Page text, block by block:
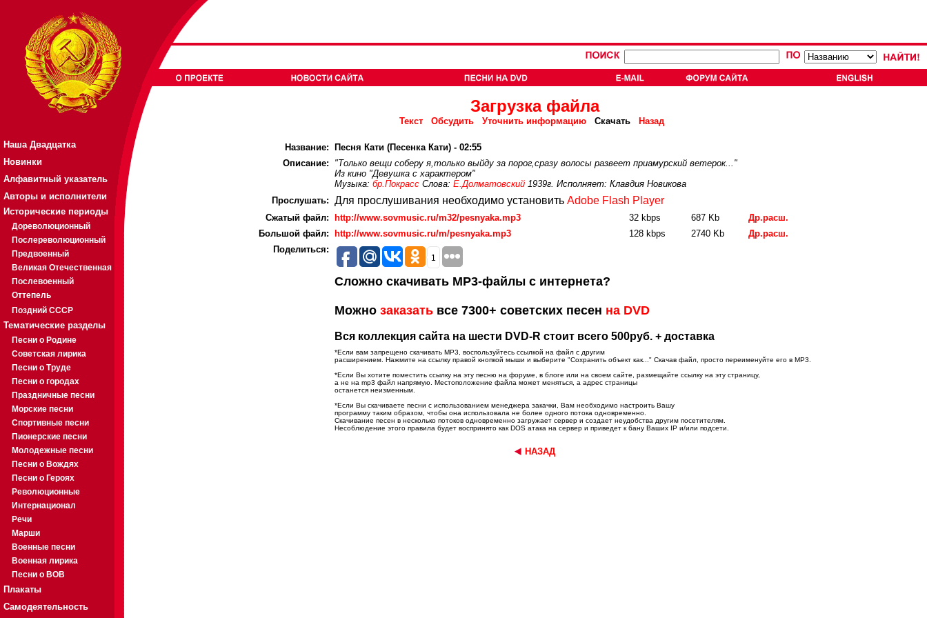
Наша Двадцатка
Новинки
Алфавитный указатель
Авторы и исполнители
Исторические периоды
Дореволюционный
Послереволюционный
Предвоенный
Великая Отечественная
Послевоенный
Оттепель
Поздний СССР
Тематические разделы
Песни о Родине
Советская лирика
Песни о Труде
Песни о городах
Праздничные песни
Морские песни
Спортивные песни
Пионерские песни
Молодежные песни
Песни о Вождях
Песни о Героях
Революционные
Интернационал
Речи
Марши
Военные песни
Военная лирика
Песни о ВОВ
Плакаты
Самодеятельность
Загрузка файла
Текст Обсудить Уточнить информацию Скачать Назад
Название:
Песня Кати (Песенка Кати) - 02:55
Описание:
"Только вещи соберу я,только выйду за порог,сразу волосы развеет приамурский ветерок..."
Из кино "Девушка с характером"
Музыка: бр.ПокрассСлова: Е.Долматовский1939г. Исполняет: Клавдия Новикова
Прослушать: Для прослушивания необходимо установить Adobe Flash Player
Cжатый файл: http://www.sovmusic.ru/m32/pesnyaka.mp3 32 kbps 687 Kb
Др.расш.
Большой файл:
http://www.sovmusic.ru/m/pesnyaka.mp3 128 kbps 2740 Kb
Др.расш.
Поделиться:
1
Сложно скачивать MP3-файлы с интернета?
Можно заказатьвсе 7300+ советских песен на DVD
Вся коллекция сайта на шести DVD-R стоит всего 500руб. + доставка
*Если вам запрещено скачивать MP3, воспользуйтесь ссылкой на файл с другим
расширением. Нажмите на ссылку правой кнопкой мыши и выберите "Сохранить объект как..." Скачав файл, просто переименуйте его в MP3.
*Если Вы хотите поместить ссылку на эту песню на форуме, в блоге или на своем сайте, размещайте ссылку на эту страницу,
а не на mp3 файл напрямую. Местоположение файла может меняться, а адрес страницы
останется неизменным.
*Если Вы скачиваете песни с использованием менеджера закачки, Вам необходимо настроить Вашу
программу таким образом, чтобы она использовала не более одного потока одновременно.
Скачивание песен в несколько потоков одновременно загружает сервер и создает неудобства другим посетителям.
Несоблюдение этого правила будет воспринято как DOS атака на сервер и приведет к бану Ваших IP и/или подсети.
НАЗАД